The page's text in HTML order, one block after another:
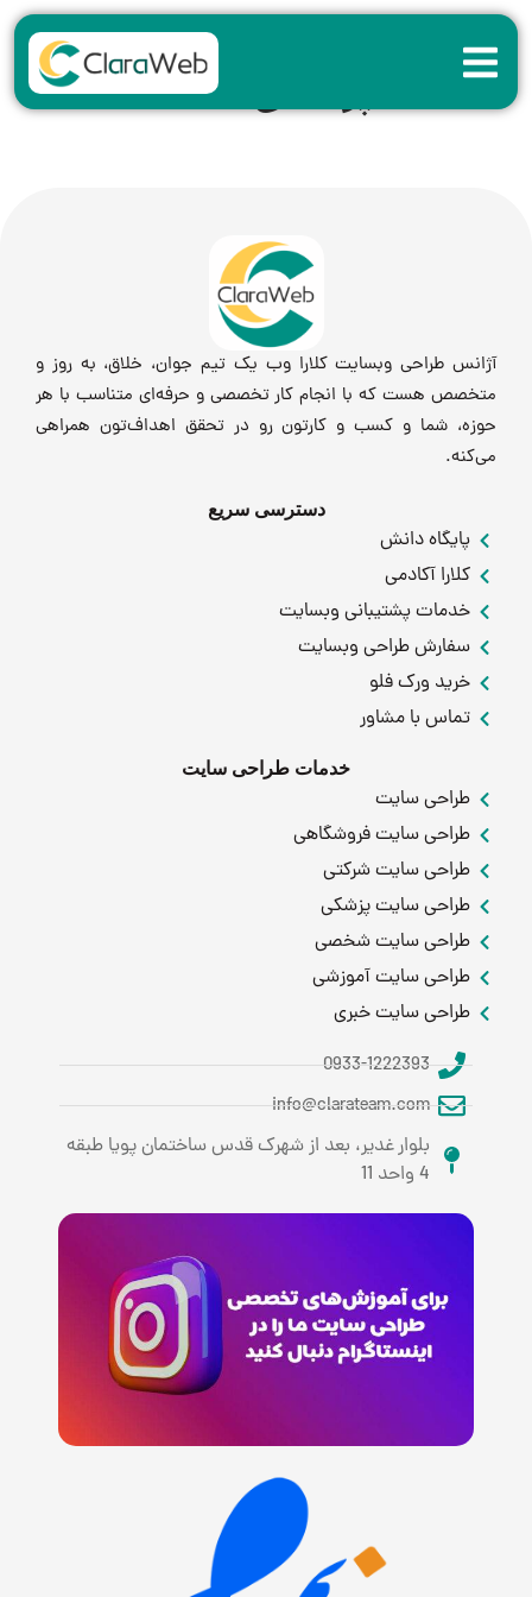
دسته:پزشکی
آژانس طراحی وبسایت کلارا وب یک تیم جوان، خلاق، به روز و
متخصص هست که با انجام کار تخصصی و حرفه‌ای متناسب با هر
حوزه، شما و کسب و کارتون رو در تحقق اهداف‌تون همراهی
می‌کنه.
دسترسی سریع
پایگاه دانش
کلارا آکادمی
خدمات پشتیبانی وبسایت
سفارش طراحی وبسایت
خرید ورک فلو
تماس با مشاور
خدمات طراحی سایت
طراحی سایت
طراحی سایت فروشگاهی
طراحی سایت شرکتی
طراحی سایت پزشکی
طراحی سایت شخصی
طراحی سایت آموزشی
طراحی سایت خبری
0933-1222393
info@clarateam.com
بلوار غدیر، بعد از شهرک قدس ساختمان پویا طبقه
4 واحد 11